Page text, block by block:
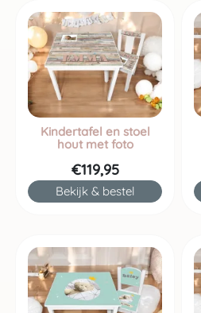
Kindertafel en stoel
hout met foto
€119,95
Bekijk & bestel